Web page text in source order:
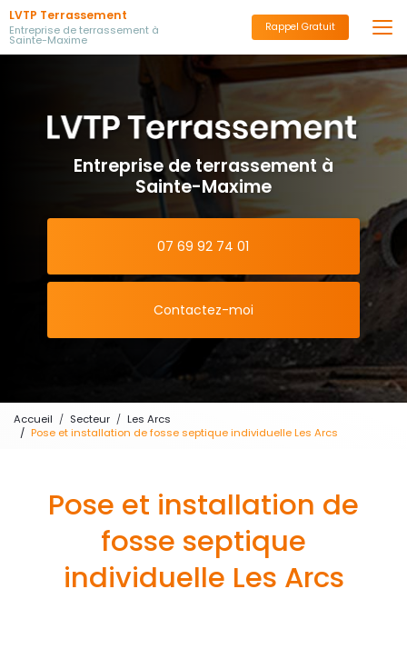
Aller
au
contenu
principal
LVTP Terrassement
Entreprise de terrassement à
Sainte-Maxime
Rappel Gratuit
Entreprise de terrassement à
Sainte-Maxime
07 69 92 74 01
Contactez-moi
Accueil Secteur
Les Arcs
Pose et installation de fosse septique individuelle Les Arcs
Pose et installation de
fosse septique
individuelle Les Arcs